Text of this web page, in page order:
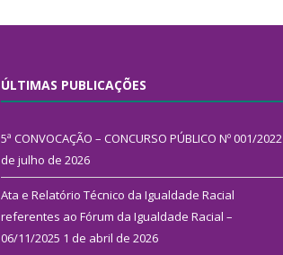
ÚLTIMAS PUBLICAÇÕES
5ª CONVOCAÇÃO – CONCURSO PÚBLICO Nº 001/2022
de julho de 2026
Ata e Relatório Técnico da Igualdade Racial
referentes ao Fórum da Igualdade Racial –
06/11/2025 1 de abril de 2026